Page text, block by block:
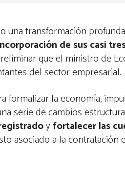
una transformación
de sus casi
que el ministro de
del sector empresarial.
formalizar la economía,
serie de cambios
yfortalecer las
asociado a la